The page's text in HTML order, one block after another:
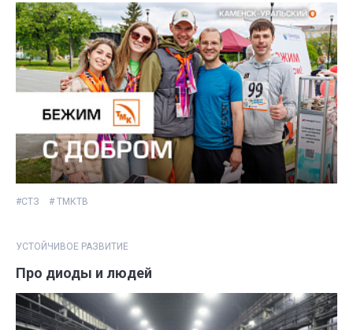
#СТЗ # ТМКТВ
УСТОЙЧИВОЕ РАЗВИТИЕ
Про диоды и людей